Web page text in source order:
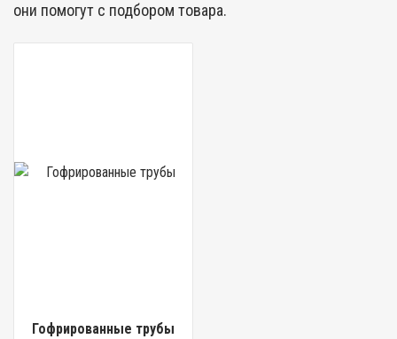
они помогут с подбором товара.
Гофрированные трубы